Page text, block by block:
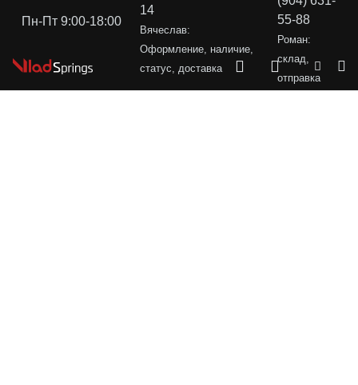
Пн-Пт 9:00-18:00
14
Вячеслав:
Оформление, наличие,
статус, доставка
55-88
Роман:
склад,
отправка